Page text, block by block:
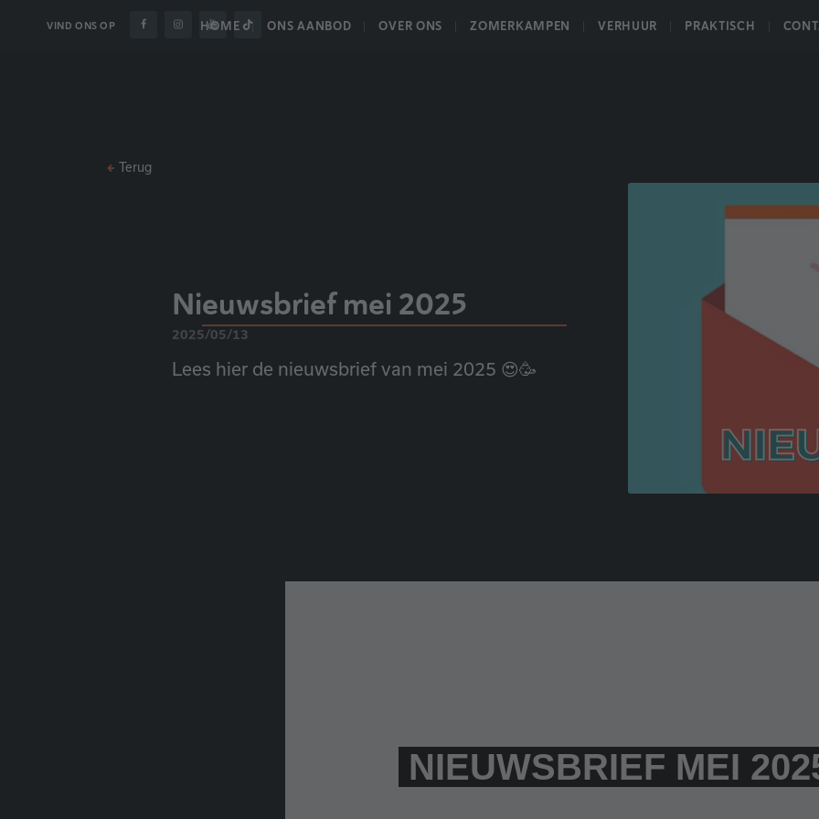
VIND ONS OP HOME ONS AANBOD OVER ONS ZOMERKAMPEN VERHUUR PRAKTISCH
Nieuwsbrief mei 2025
2025/05/13
Lees hier de nieuwsbrief van mei 2025 😍🥳
Terug
NIEUWSBRIEF MEI